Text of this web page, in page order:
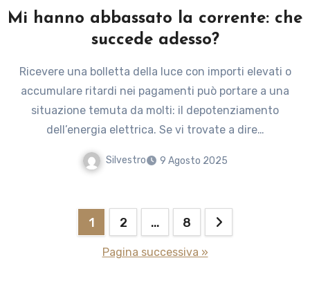
Mi hanno abbassato la corrente: che
succede adesso?
Ricevere una bolletta della luce con importi elevati o
accumulare ritardi nei pagamenti può portare a una
situazione temuta da molti: il depotenziamento
dell’energia elettrica. Se vi trovate a dire…
Silvestro 9 Agosto 2025
Paginazione
1 2 … 8
Pagina successiva »